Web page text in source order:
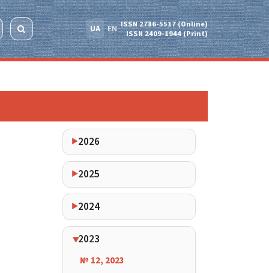
UA EN ISSN 2786-5517 (Online)
ISSN 2409-1944 (Print)
2026
2025
2024
2023
№ 12, 2023